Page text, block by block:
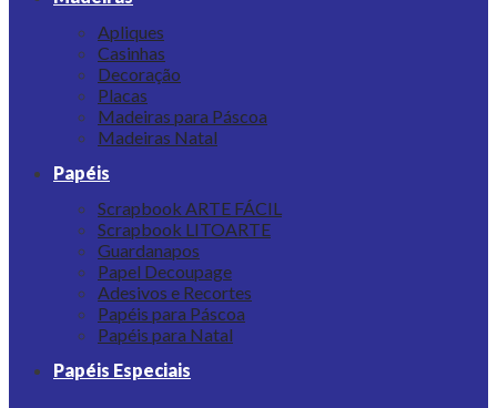
Apliques
Casinhas
Decoração
Placas
Madeiras para Páscoa
Madeiras Natal
Papéis
Scrapbook ARTE FÁCIL
Scrapbook LITOARTE
Guardanapos
Papel Decoupage
Adesivos e Recortes
Papéis para Páscoa
Papéis para Natal
Papéis Especiais